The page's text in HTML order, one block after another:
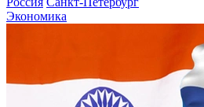
Экономика